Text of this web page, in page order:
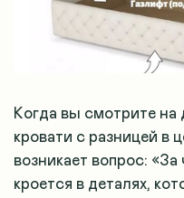
Когда вы смотрите на
кровати с разницей в
возникает вопрос: «За
кроется в деталях,